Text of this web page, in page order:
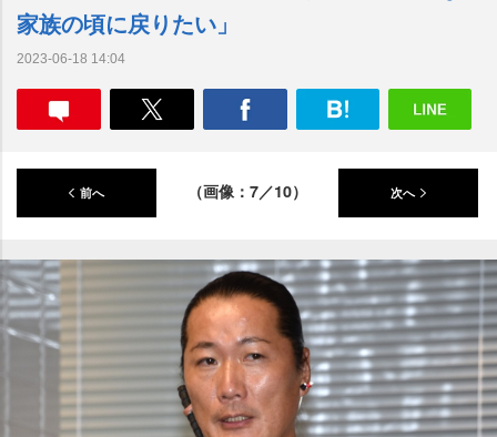
家族の頃に戻りたい」
2023-06-18 14:04
前へ （画像：7／10） 次へ